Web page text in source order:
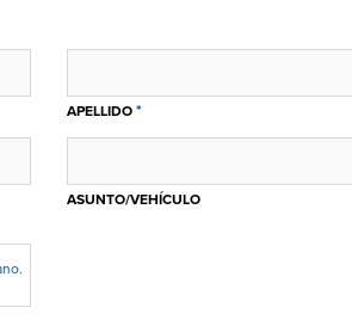
APELLIDO *
ASUNTO/VEHÍCULO